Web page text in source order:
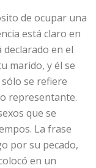
de ocupar una
está claro en
declarado en el
marido, y él se
sólo se refiere
representante.
que se
La frase
por su pecado,
en un